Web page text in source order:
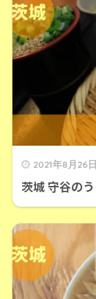
2021年8月26日
茨城 守谷の